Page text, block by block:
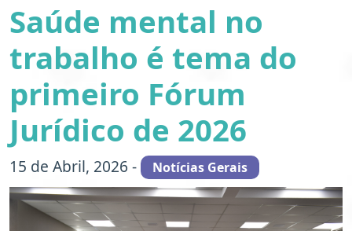
Saúde mental no
trabalho é tema do
primeiro Fórum
Jurídico de 2026
15 de Abril, 2026 - Notícias Gerais